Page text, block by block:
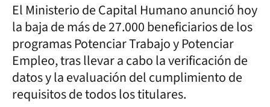
El Ministerio de Capital Humano anunció hoy
la baja de más de 27.000 beneficiarios de los
programas Potenciar Trabajo y Potenciar
Empleo, tras llevar a cabo la verificación de
datos y la evaluación del cumplimiento de
requisitos de todos los titulares.